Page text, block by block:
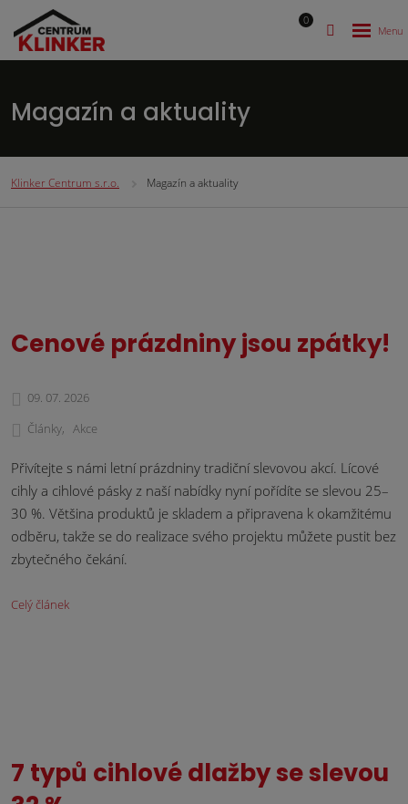
0
Magazín a aktuality
Klinker Centrum s.r.o. Magazín a aktuality
Cenové prázdniny jsou zpátky!
09. 07. 2026
Články
Akce
Přivítejte s námi letní prázdniny tradiční slevovou akcí. Lícové
cihly a cihlové pásky z naší nabídky nyní pořídíte se slevou 25–
30 %. Většina produktů je skladem a připravena k okamžitému
odběru, takže se do realizace svého projektu můžete pustit bez
zbytečného čekání.
Celý článek
7 typů cihlové dlažby se slevou